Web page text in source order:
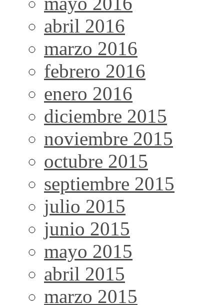
abril 2016
marzo 2016
febrero 2016
enero 2016
diciembre 2015
noviembre 2015
octubre 2015
septiembre 2015
julio 2015
junio 2015
mayo 2015
abril 2015
marzo 2015